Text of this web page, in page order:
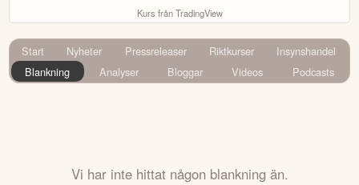
Kurs från TradingView
Start Nyheter Pressreleaser Riktkurser
Insynshandel
Blankning
Analyser Bloggar Videos Podcasts
Vi har inte hittat någon blankning än.